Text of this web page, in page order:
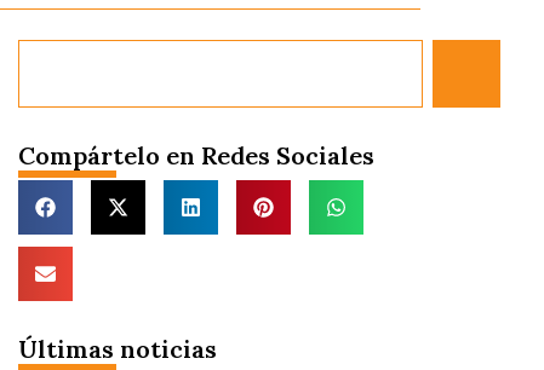
Compártelo en Redes Sociales
Últimas noticias